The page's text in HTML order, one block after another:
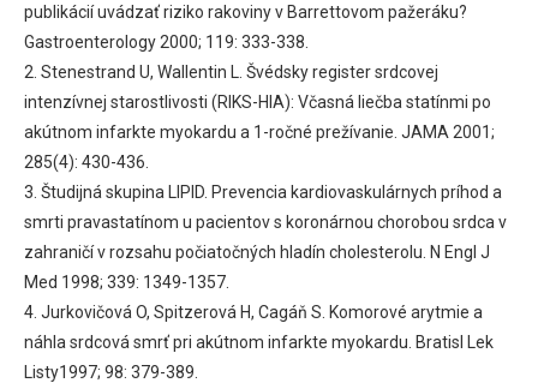
publikácií uvádzať riziko rakoviny v Barrettovom pažeráku?
Gastroenterology 2000; 119: 333-338.
2. Stenestrand U, Wallentin L. Švédsky register srdcovej
intenzívnej starostlivosti (RIKS-HIA): Včasná liečba statínmi po
akútnom infarkte myokardu a 1-ročné prežívanie. JAMA 2001;
285(4): 430-436.
3. Študijná skupina LIPID. Prevencia kardiovaskulárnych príhod a
smrti pravastatínom u pacientov s koronárnou chorobou srdca v
zahraničí v rozsahu počiatočných hladín cholesterolu. N Engl J
Med 1998; 339: 1349-1357.
4. Jurkovičová O, Spitzerová H, Cagáň S. Komorové arytmie a
náhla srdcová smrť pri akútnom infarkte myokardu. Bratisl Lek
Listy1997; 98: 379-389.